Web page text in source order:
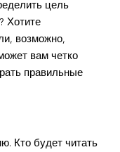
цель
Хотите
возможно,
вам четко
правильные
Кто будет читать